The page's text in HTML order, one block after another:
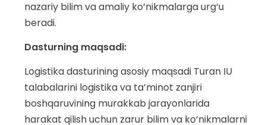
nazariy bilim va amaliy ko‘nikmalarga urg‘u
beradi.
Dasturning maqsadi:
Logistika dasturining asosiy maqsadi Turan IU
talabalarini logistika va ta’minot zanjiri
boshqaruvining murakkab jarayonlarida
harakat qilish uchun zarur bilim va ko‘nikmalarni